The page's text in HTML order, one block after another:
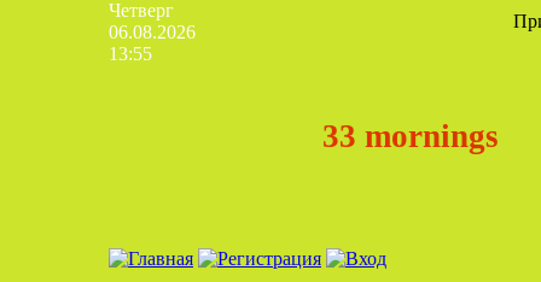
Четверг
06.08.2026
13:55
33 mornings